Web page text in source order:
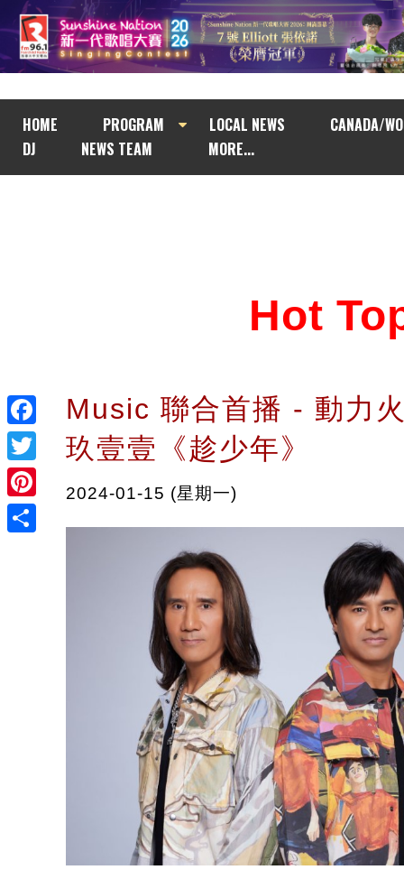
HOME PROGRAM LOCAL NEWS
CANADA/
DJ
NEWS TEAM MORE...
Facebook
Twitter
Pinterest
Hot
Music 聯合首播 - 動力
玖壹壹《趁少年》
2024-01-15 (星期一)